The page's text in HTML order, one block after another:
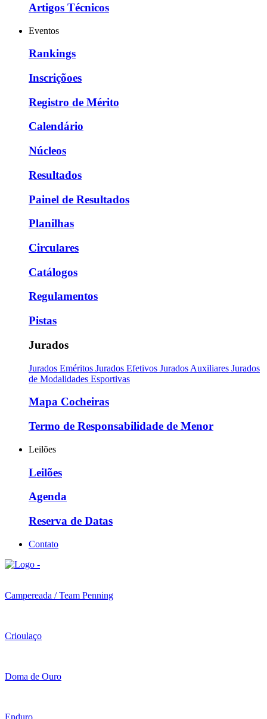
Artigos Técnicos
Eventos
Rankings
Inscriçõoes
Registro de Mérito
Calendário
Núcleos
Resultados
Painel de Resultados
Planilhas
Circulares
Catálogos
Regulamentos
Pistas
Jurados
Jurados Eméritos Jurados Efetivos Jurados Auxiliares Jurados
de Modalidades Esportivas
Mapa Cocheiras
Termo de Responsabilidade de Menor
Leilões
Leilões
Agenda
Reserva de Datas
Contato
Campereada / Team Penning
Crioulaço
Doma de Ouro
Enduro